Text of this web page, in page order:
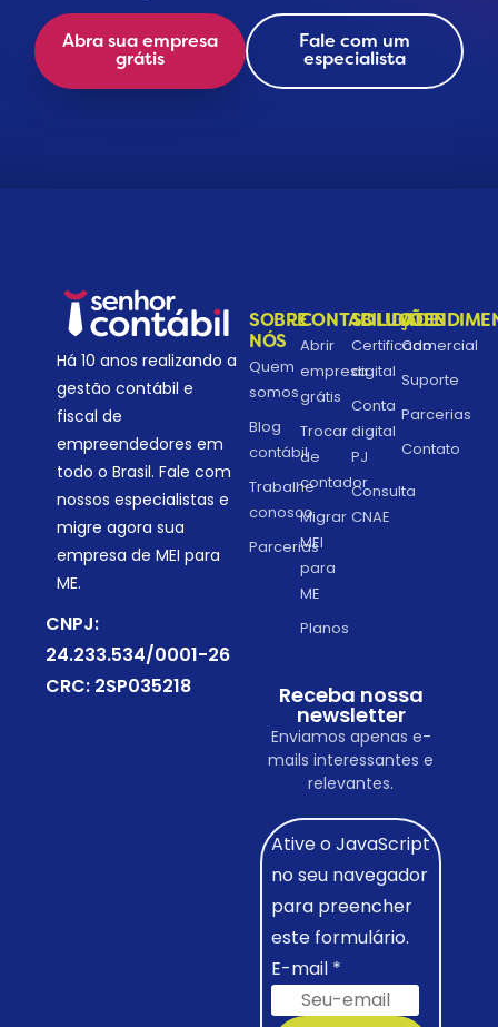
Abra sua empresa
grátis
Fale com um
especialista
Há 10 anos realizando a
gestão contábil e
fiscal de
empreendedores em
todo o Brasil. Fale com
nossos especialistas e
migre agora sua
empresa de MEI para
ME.
CNPJ:
24.233.534/0001-26
CRC: 2SP035218
SOBRE
NÓS
Quem
somos
Blog
contábil
Trabalhe
conosco
Parcerias
CONTABILIDADE
Abrir
empresa
grátis
Trocar
de
contador
Migrar
MEI
para
ME
Planos
SOLUÇÕES
Certificado
digital
Conta
digital
PJ
Consulta
CNAE
Comercial
Suporte
Parcerias
Contato
Receba nossa
newsletter
Enviamos apenas e-
mails interessantes e
relevantes.
Ative o JavaScript
no seu navegador
para preencher
este formulário.
E-mail *